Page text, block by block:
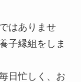
はありませ
子縁組をしま
日忙しく、お